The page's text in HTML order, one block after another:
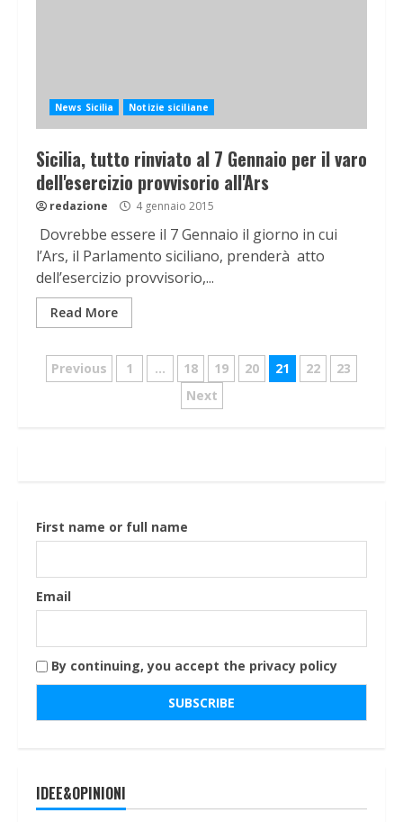
News Sicilia Notizie siciliane
Sicilia, tutto rinviato al 7 Gennaio per il varo
dell'esercizio provvisorio all'Ars
redazione 4 gennaio 2015
Dovrebbe essere il 7 Gennaio il giorno in cui
l’Ars, il Parlamento siciliano, prenderà atto
dell’esercizio provvisorio,...
Read More
Navigazione
Previous 1 … 18 19 20 21 22
23
Next
First name or full name
Email
By continuing, you accept the privacy policy
IDEE&OPINIONI